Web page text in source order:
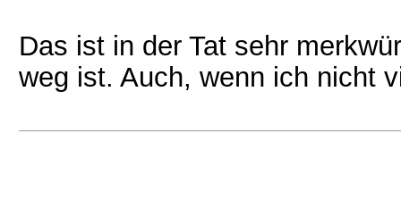
Das ist in der Tat sehr
weg ist. Auch, wenn ich nicht